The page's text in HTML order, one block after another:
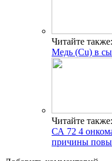
Читайте также:
Медь (Cu) в
Читайте также:
СА 72 4
причины